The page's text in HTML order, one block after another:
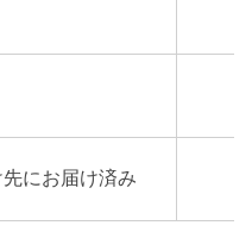
にお届け済み